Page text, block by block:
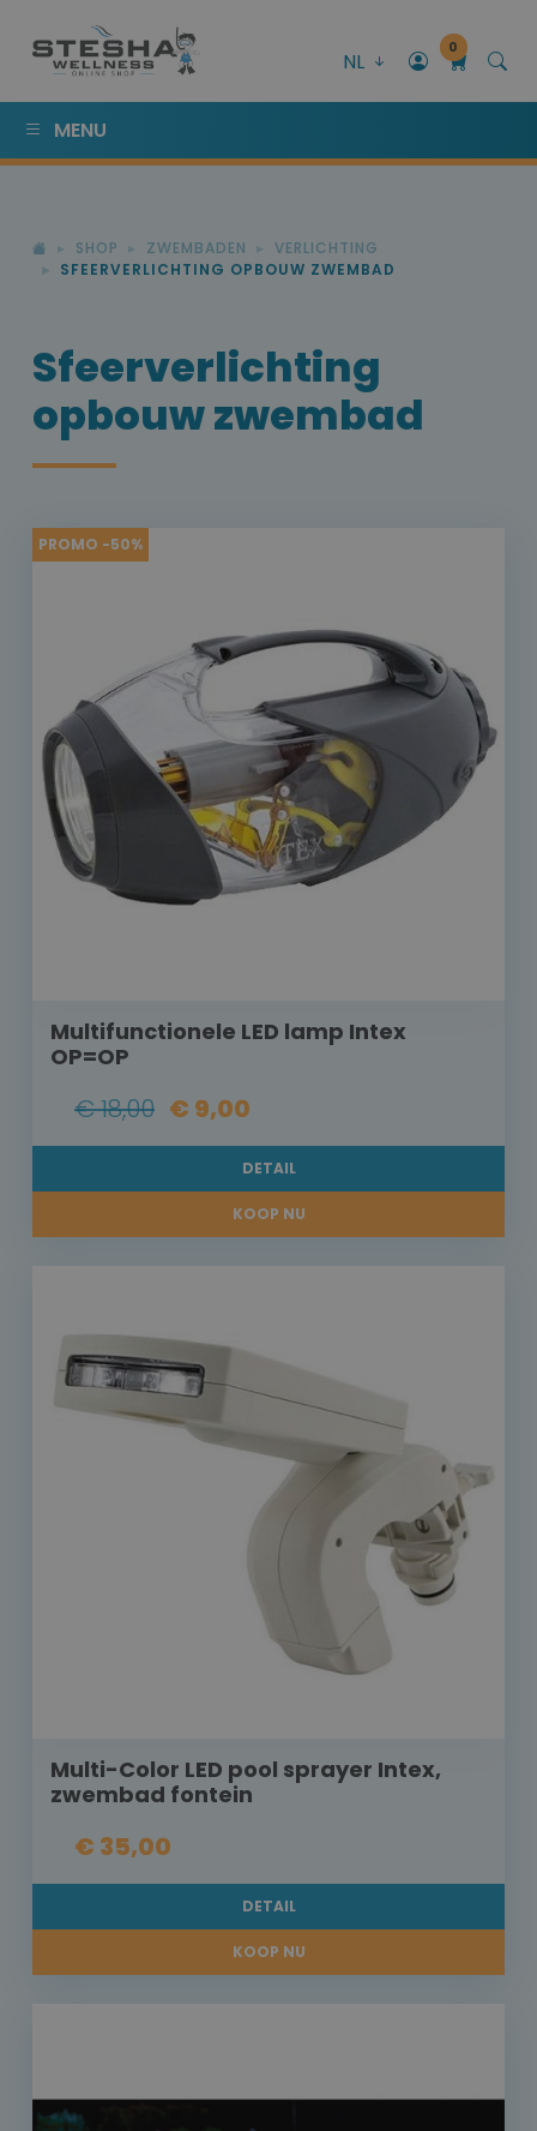
NL
0
MENU
SHOP ZWEMBADEN
VERLICHTING
SFEERVERLICHTING OPBOUW ZWEMBAD
Sfeerverlichting
opbouw zwembad
PROMO -50%
Multifunctionele LED lamp Intex
OP=OP
€ 18,00 € 9,00
DETAIL
KOOP NU
Multi-Color LED pool sprayer Intex,
zwembad fontein
€ 35,00
DETAIL
KOOP NU